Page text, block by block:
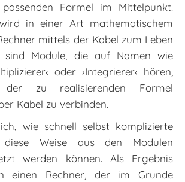
Formel im Mittelpunkt.
in ­einer Art mathematischem
mittels der Kabel zum Leben
sind Module, die auf Namen wie
oder ›Integrierer‹ hören,
der zu realisierenden Formel
Kabel zu verbinden.
wie schnell selbst komplizierte
Weise aus den Modulen
werden können. Als Ergebnis
einen Rechner, der im Grunde